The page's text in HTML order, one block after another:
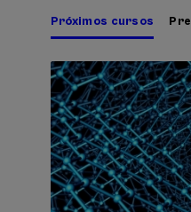
Próximos cursos